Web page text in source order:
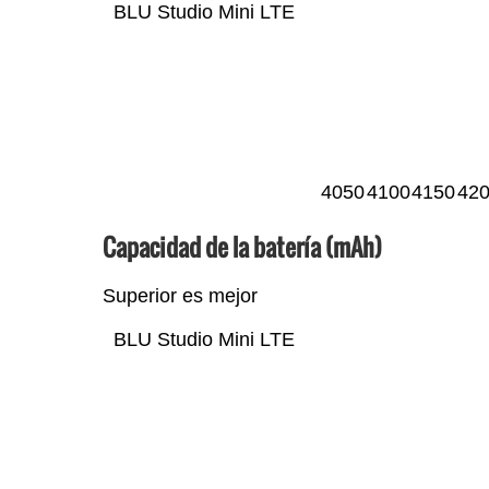
BLU Studio Mini LTE
405041004150
Capacidad de la batería (mAh)
Superior es mejor
BLU Studio Mini LTE